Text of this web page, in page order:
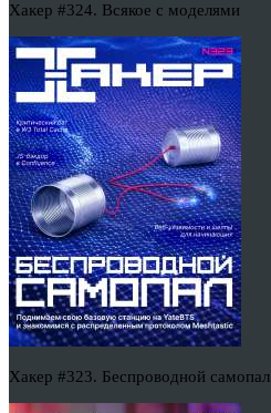
Хакер #324. Всякое с моделями
Хакер #323. Беспроводной самопал